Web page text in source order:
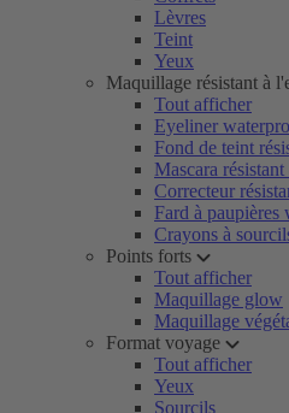
Lèvres
Teint
Yeux
Maquillage résistant à
Tout afficher
Eyeliner
Fond de teint
Mascara résistant
Correcteur
Fard à paupières
Crayons à
Points forts
Tout afficher
Maquillage glow
Maquillage
Format voyage
Tout afficher
Yeux
Sourcils